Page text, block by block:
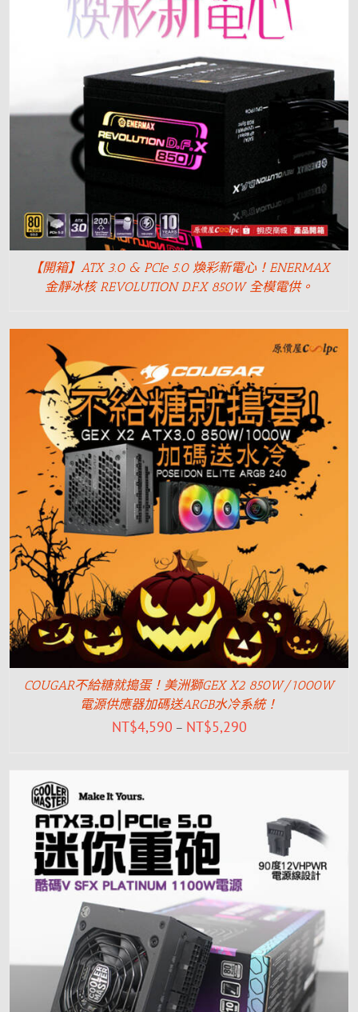
【開箱】ATX 3.0 & PCIe 5.0 煥彩新電心！ENERMAX
金靜冰核 REVOLUTION D.F.X 850W 全模電供。
COUGAR不給糖就搗蛋！美洲獅GEX X2 850W/1000W
電源供應器加碼送ARGB水冷系統！
NT$4,590 – NT$5,290